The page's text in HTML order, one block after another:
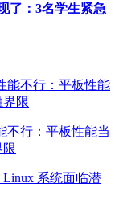
了：3名学生紧急
不行：平板性能当
限